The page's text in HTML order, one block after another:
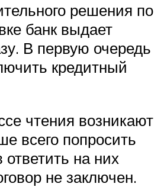
решения по
банк выдает
В первую очередь
кредитный
чтения возникают
всего попросить
на них
не заключен.